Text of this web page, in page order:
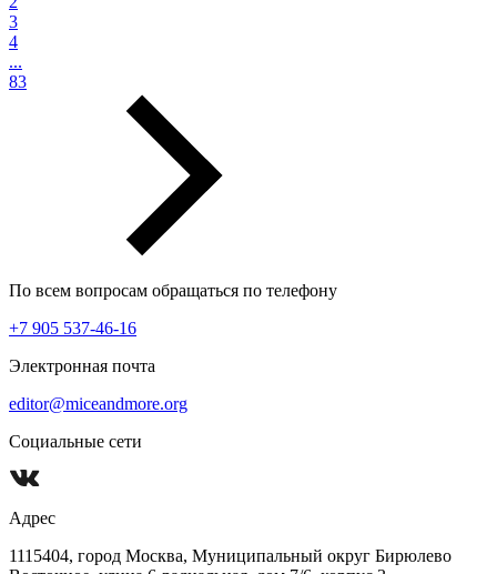
3
4
...
83
По всем вопросам обращаться по телефону
+7 905 537-46-16
Электронная почта
editor@miceandmore.org
Социальные сети
Адрес
1115404, город Москва, Муниципальный округ Бирюлево